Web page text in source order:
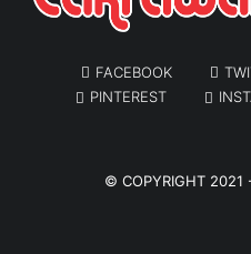
FACEBOOK
PINTEREST
© COPYRIGHT 2021